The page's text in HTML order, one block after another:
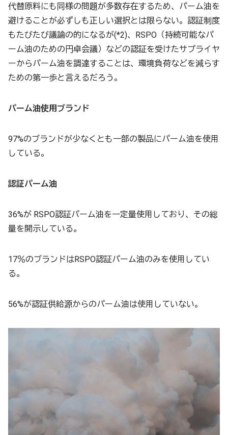
代替原料にも同様の問題が多数存在するため、パーム油を
避けることが必ずしも正しい選択とは限らない。認証制度
もたびたび議論の的になるが(*2)、RSPO（持続可能なパ
ーム油のための円卓会議）などの認証を受けたサプライヤ
ーからパーム油を調達することは、環境負荷などを減らす
ための第一歩と言えるだろう。
パーム油使用ブランド
97%のブランドが少なくとも一部の製品にパーム油を使用
している。
認証パーム油
36%が RSPO認証パーム油を一定量使用しており、その総
量を開示している。
17％のブランドはRSPO認証パーム油のみを使用してい
る。
56%が認証供給源からのパーム油は使用していない。